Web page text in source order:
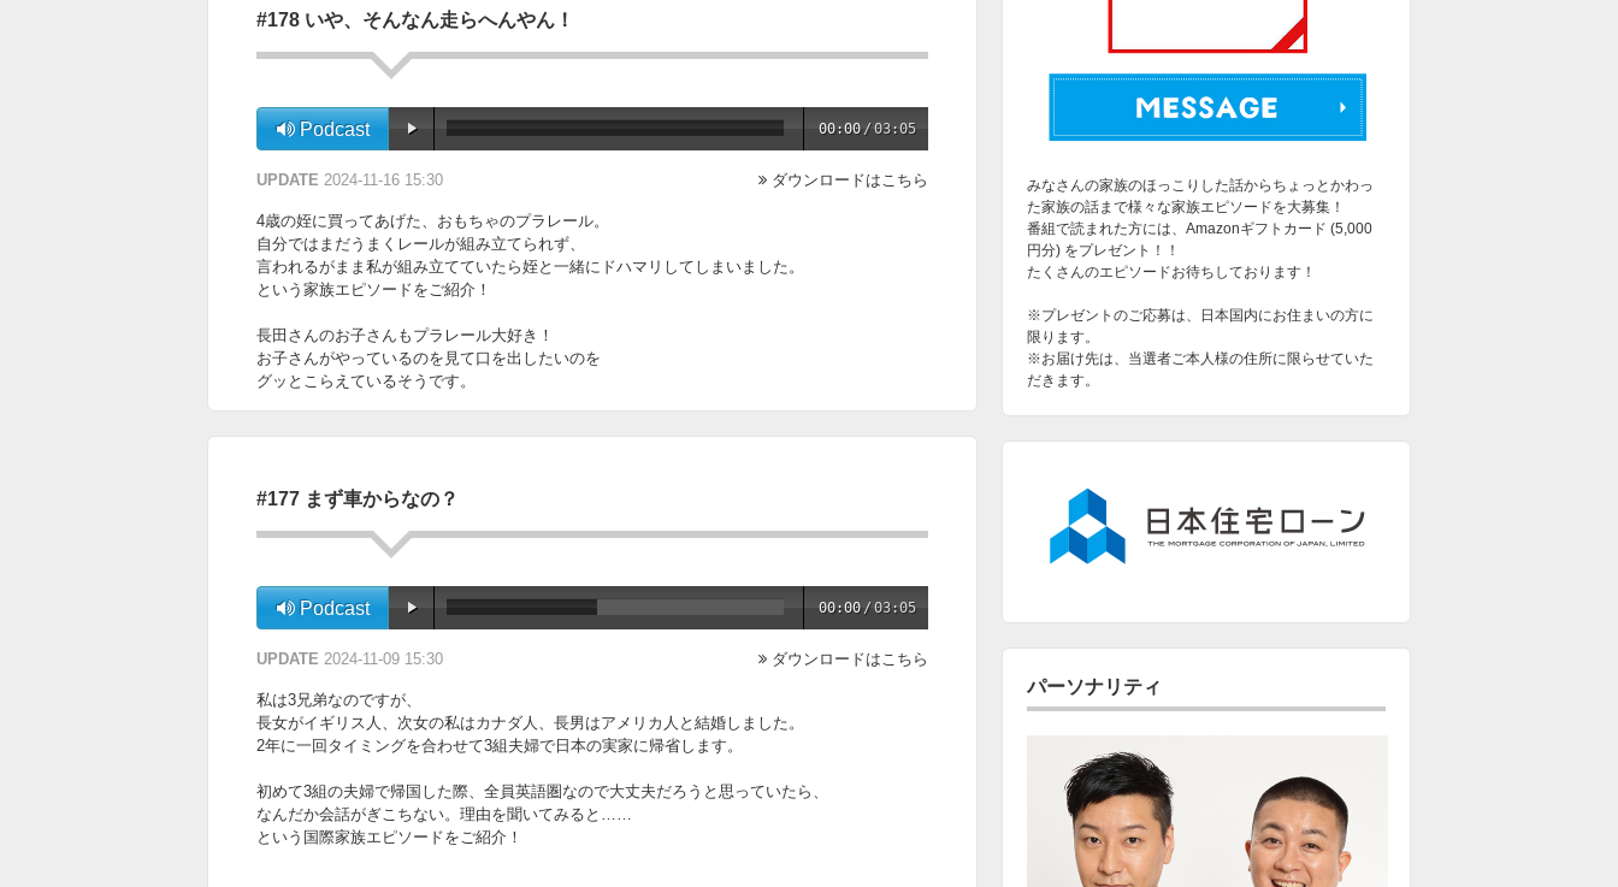
#178 いや、そんなん走らへんやん！
Podcast 00:00 /03:05
ダウンロードはこちら
UPDATE 2024-11-16 15:30
4歳の姪に買ってあげた、おもちゃのプラレール。
自分ではまだうまくレールが組み立てられず、
言われるがまま私が組み立てていたら姪と一緒にドハマリしてしまいました。
という家族エピソードをご紹介！
長田さんのお子さんもプラレール大好き！
お子さんがやっているのを見て口を出したいのを
グッとこらえているそうです。
#177 まず車からなの？
Podcast 00:00 /03:05
ダウンロードはこちら
UPDATE 2024-11-09 15:30
私は3兄弟なのですが、
長女がイギリス人、次女の私はカナダ人、長男はアメリカ人と結婚しました。
2年に一回タイミングを合わせて3組夫婦で日本の実家に帰省します。
初めて3組の夫婦で帰国した際、全員英語圏なので大丈夫だろうと思っていたら、
なんだか会話がぎこちない。理由を聞いてみると……
という国際家族エピソードをご紹介！
みなさんの家族のほっこりした話からちょっとかわっ
た家族の話まで様々な家族エピソードを大募集！
番組で読まれた方には、Amazonギフトカード (5,000
円分) をプレゼント！！
たくさんのエピソードお待ちしております！
※プレゼントのご応募は、日本国内にお住まいの方に
限ります。
※お届け先は、当選者ご本人様の住所に限らせていた
だきます。
パーソナリティ